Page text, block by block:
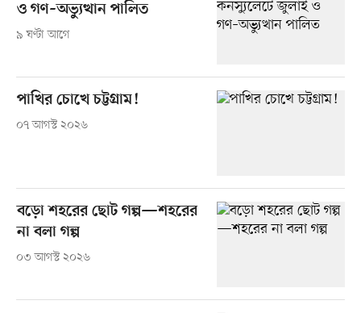
ও গণ–অভ্যুত্থান পালিত
৯ ঘণ্টা আগে
পাখির চোখে চট্টগ্রাম!
০৭ আগস্ট ২০২৬
বড়ো শহরের ছোট গল্প—শহরের
না বলা গল্প
০৩ আগস্ট ২০২৬